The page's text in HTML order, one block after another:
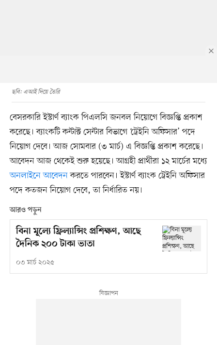
ছবি: এআই দিয়ে তৈরি
বেসরকারি ইস্টার্ণ ব্যাংক পিএলসি জনবল নিয়োগে বিজ্ঞপ্তি প্রকাশ
করেছে। ব্যাংকটি কন্টাক্ট সেন্টার বিভাগে ‘ট্রেইনি অফিসার’ পদে
নিয়োগ দেবে। আজ সোমবার (৩ মার্চ) এ বিজ্ঞপ্তি প্রকাশ করেছে।
আবেদন আজ থেকেই শুরু হয়েছে। আগ্রহী প্রার্থীরা ১২ মার্চের মধ্যে
অনলাইনে আবেদনকরতে পারবেন। ইস্টার্ণ ব্যাংক ট্রেইনি অফিসার
পদে কতজন নিয়োগ দেবে, তা নির্ধারিত নয়।
আরও পড়ুন
বিনা মূল্যে ফ্রিল্যান্সিং প্রশিক্ষণ, আছে
দৈনিক ২০০ টাকা ভাতা
০৩ মার্চ ২০২৫